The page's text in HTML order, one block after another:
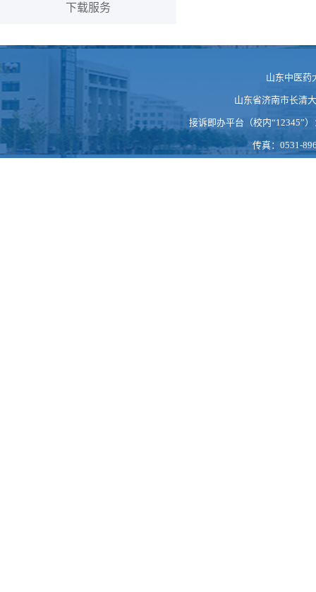
下载服务
山东中医药
山东省济南市长清
接诉即办平台（校内“12345”
传真：0531-